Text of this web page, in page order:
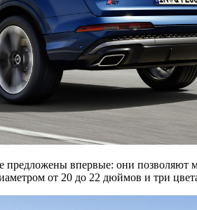
впервые: они позволяют
от 20 до 22 дюймов и три